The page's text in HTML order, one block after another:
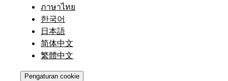
ภาษาไทย
한국어
日本語
简体中文
繁體中文
Pengaturan cookie